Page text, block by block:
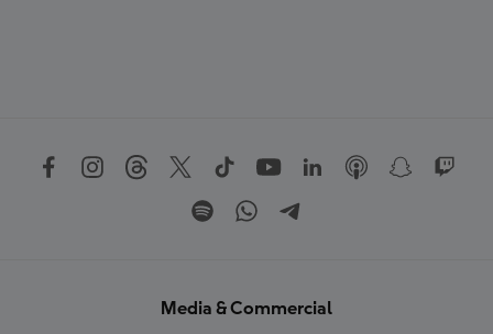
Media & Commercial